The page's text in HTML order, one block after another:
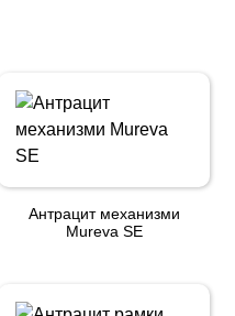
Антрацит механизми
Mureva SE